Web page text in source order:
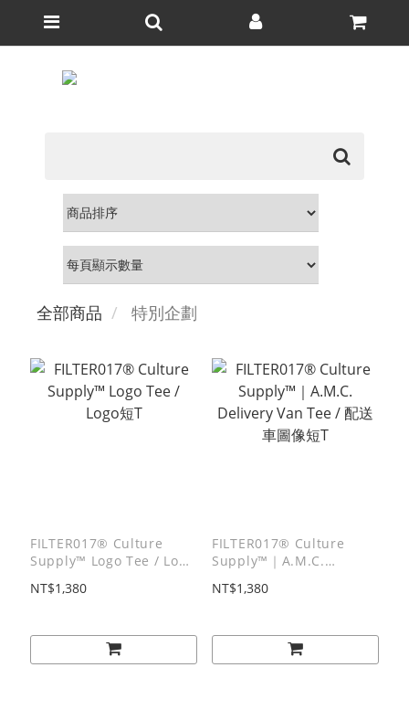
全部商品 特別企劃
FILTER017® Culture
Supply™ Logo Tee / Logo
NT$1,380
FILTER017® Culture
Supply™｜A.M.C.
圖像短T
NT$1,380